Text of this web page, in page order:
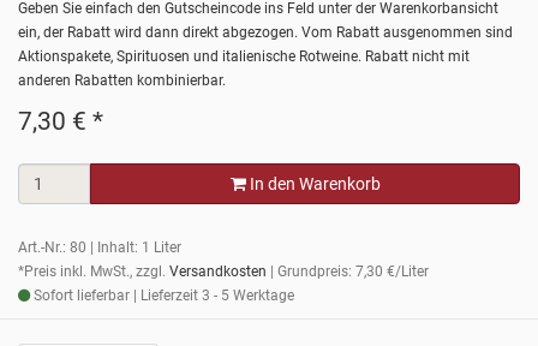
Geben Sie einfach den Gutscheincode ins Feld unter der Warenkorbansicht
ein, der Rabatt wird dann direkt abgezogen. Vom Rabatt ausgenommen sind
Aktionspakete, Spirituosen und italienische Rotweine. Rabatt nicht mit
anderen Rabatten kombinierbar.
7,30 € *
In den Warenkorb
Art.-Nr.: 80 | Inhalt: 1 Liter
*Preis inkl. MwSt., zzgl. Versandkosten
| Grundpreis: 7,30 €/Liter
Sofort lieferbar | Lieferzeit 3 - 5 Werktage